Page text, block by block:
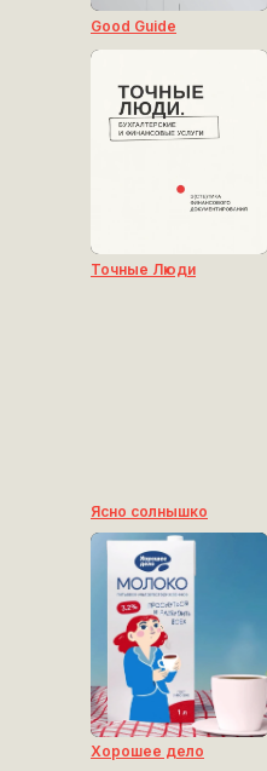
Хорошее дело
Good Guide
Точные Люди
Ясно солнышко